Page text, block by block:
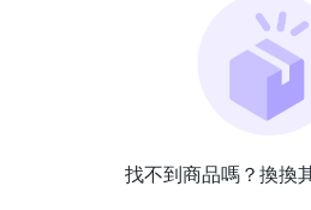
找不到商品嗎？換換